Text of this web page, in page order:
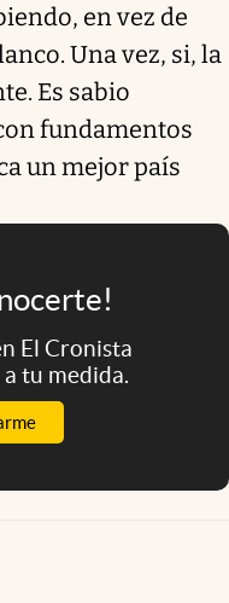
en vez de
Una vez, si, la
Es sabio
fundamentos
un mejor país
El Cronista
tu medida.